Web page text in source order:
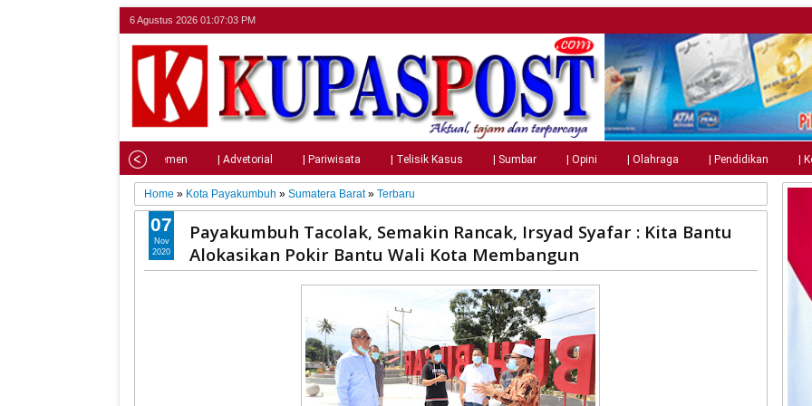
6 Agustus 2026 01:07:04 PM
| Parlemen | Advetorial | Pariwisata | Telisik Kasus | Sumbar | Opini | Olahraga | Pendidikan |
Home » Kota Payakumbuh »Sumatera Barat»Terbaru
Payakumbuh Tacolak, Semakin Rancak, Irsyad Syafar : Kita Bantu
Alokasikan Pokir Bantu Wali Kota Membangun
07
Nov
2020